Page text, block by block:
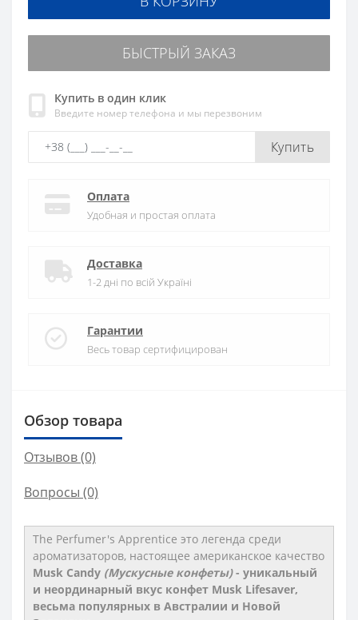
БЫСТРЫЙ ЗАКАЗ
Купить в один клик
Введите номер телефона и мы перезвоним
Купить
Оплата
Удобная и простая оплата
Доставка
1-2 дні по всій Україні
Гарантии
Весь товар сертифицирован
Обзор товара
Отзывов (0)
Вопросы (0)
The Perfumer's Apprentice это легенда среди
ароматизаторов, настоящее американское качество
Musk Candy (Мускусные конфеты)- уникальный
и неординарный вкус конфет Musk Lifesaver,
весьма популярных в Австралии и Новой